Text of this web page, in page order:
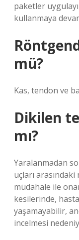
paketler
kullanmaya
mü?
Kas, tendon ve
Dikilen
mı?
Yaralanmadan
uçları
müdahale ile
kesilerinde,
yaşamayabilir,
incelmesi